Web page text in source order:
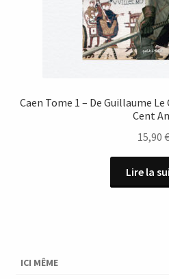
Caen Tome 1 – De Guillaume
Cent
15,90 €
Lire la
ICI MÊME